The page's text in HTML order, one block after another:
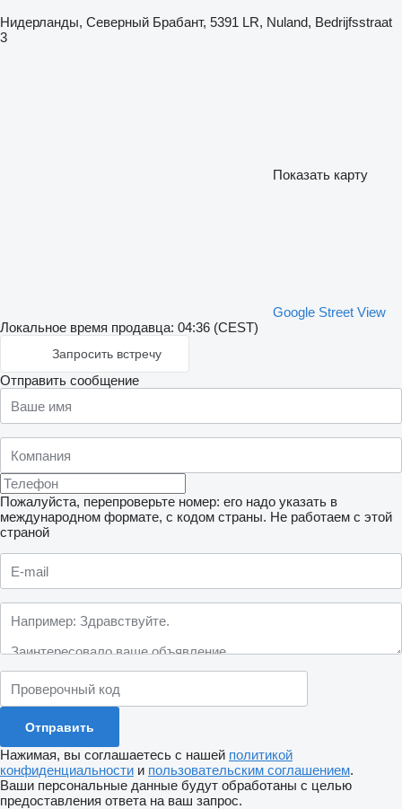
Нидерланды, Северный Брабант, 5391 LR, Nuland, Bedrijfsstraat
3
Показать карту
Google Street View
Локальное время продавца: 04:36 (CEST)
Запросить встречу
Отправить сообщение
Пожалуйста, перепроверьте номер: его надо указать в
международном формате, с кодом страны. Не работаем с этой
страной
Нажимая, вы соглашаетесь с нашей политикой
конфиденциальности и пользовательским соглашением.
Ваши персональные данные будут обработаны с целью
предоставления ответа на ваш запрос.